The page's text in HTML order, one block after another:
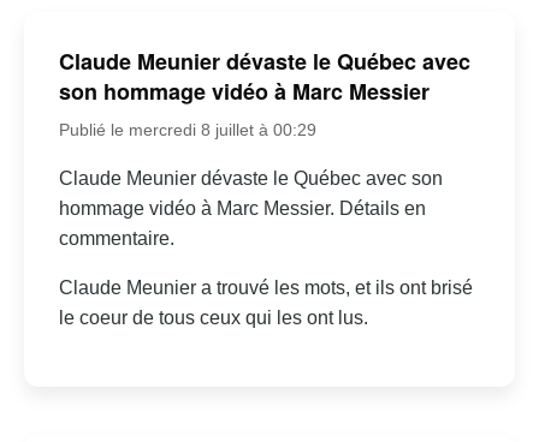
Claude Meunier dévaste le Québec avec
son hommage vidéo à Marc Messier
Publié le mercredi 8 juillet à 00:29
Claude Meunier dévaste le Québec avec son
hommage vidéo à Marc Messier. Détails en
commentaire.
Claude Meunier a trouvé les mots, et ils ont brisé
le coeur de tous ceux qui les ont lus.